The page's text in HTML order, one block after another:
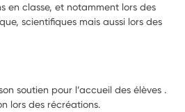
en classe, et notamment lors des
scientifiques mais aussi lors des
soutien pour l’accueil des élèves .
lors des récréations.